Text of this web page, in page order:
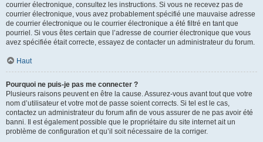
courrier électronique, consultez les instructions. Si vous ne recevez pas de
courrier électronique, vous avez probablement spécifié une mauvaise adresse
de courrier électronique ou le courrier électronique a été filtré en tant que
pourriel. Si vous êtes certain que l’adresse de courrier électronique que vous
avez spécifiée était correcte, essayez de contacter un administrateur du forum.
Haut
Pourquoi ne puis-je pas me connecter ?
Plusieurs raisons peuvent en être la cause. Assurez-vous avant tout que votre
nom d’utilisateur et votre mot de passe soient corrects. Si tel est le cas,
contactez un administrateur du forum afin de vous assurer de ne pas avoir été
banni. Il est également possible que le propriétaire du site internet ait un
problème de configuration et qu’il soit nécessaire de la corriger.